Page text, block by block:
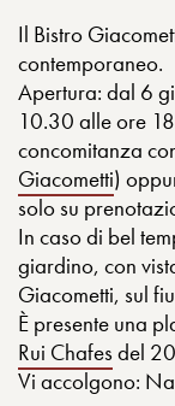
Il Bistro
contemporaneo.
Apertura: dal 6
10.30 alle ore
concomitanza
Giacometti)
solo su
In caso di bel
giardino, con
Giacometti, sul
È presente una
Rui Chafesdel
Vi accolgono: